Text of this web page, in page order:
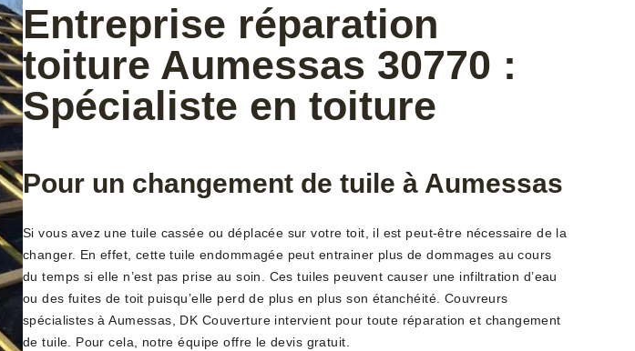
Entreprise réparation
toiture Aumessas 30770 :
Spécialiste en toiture
Pour un changement de tuile à Aumessas
Si vous avez une tuile cassée ou déplacée sur votre toit, il est peut-être nécessaire de la
changer. En effet, cette tuile endommagée peut entrainer plus de dommages au cours
du temps si elle n’est pas prise au soin. Ces tuiles peuvent causer une infiltration d’eau
ou des fuites de toit puisqu’elle perd de plus en plus son étanchéité. Couvreurs
spécialistes à Aumessas, DK Couverture intervient pour toute réparation et changement
de tuile. Pour cela, notre équipe offre le devis gratuit.